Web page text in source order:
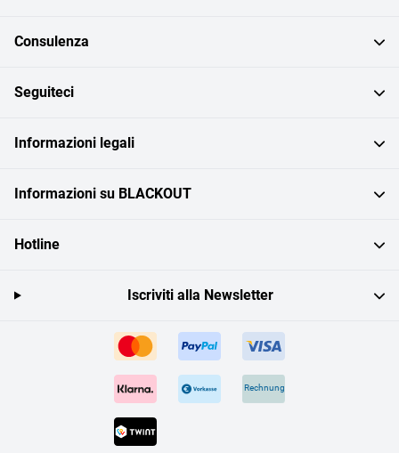
Consulenza
Seguiteci
Informazioni legali
Informazioni su BLACKOUT
Hotline
Rechnung
Iscriviti alla Newsletter